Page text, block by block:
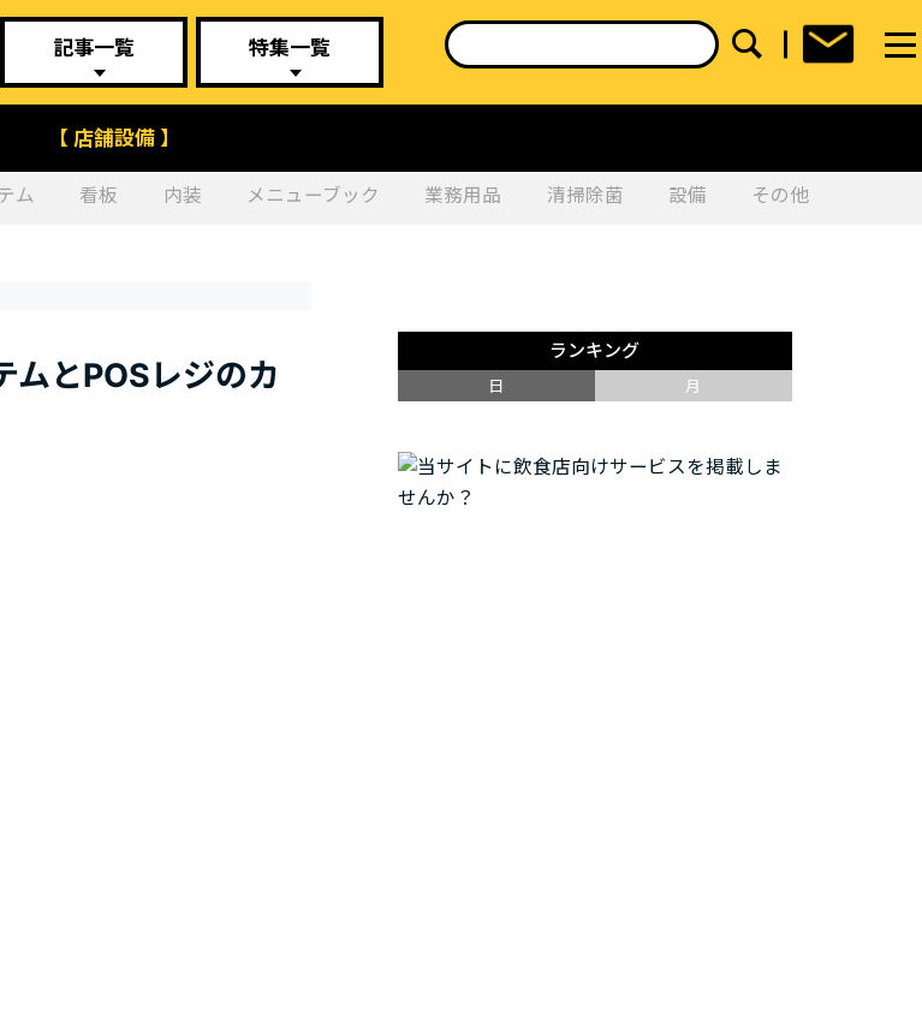
記事一覧 特集一覧
【 店舗設備 】
ム 看板 内装 メニューブック 業務用品 清掃除菌 設備 その他
ムとPOSレジのカ
ランキング
日 月